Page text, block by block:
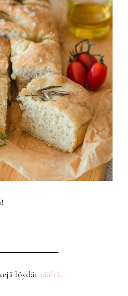
löydät täältä.